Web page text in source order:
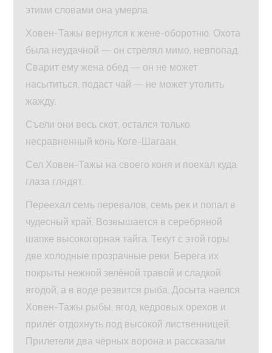
этими словами она умерла.
Ховен-Тажы вернулся к жене-оборотню. Охота
была неудачной — он стрелял мимо, невпопад.
Сварит ему жена обед — он не может
насытиться, подаст чай — не может утолить
жажду.
Съели они весь скот, остался только
несравненный конь Коге-Шагаан.
Сел Ховен-Тажы на своего коня и поехал куда
глаза глядят.
Переехал семь перевалов, семь рек и попал в
чудесный край. Возвышается в серебряной
шапке высокогорная тайга. Текут с этой горы
две холодные прозрачные реки. Берега их
покрыты нежной зелёной травой и сладкой
ягодой, а в воде резвится рыба. Досыта наелся
Ховен-Тажы рыбы, ягод, кедровых орехов и
прилёг отдохнуть под высокой лиственницей.
Прилетели два чёрных ворона и рассказали